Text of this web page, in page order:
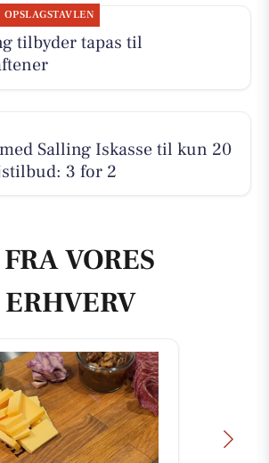
OPSLAGSTAVLEN
tilbyder tapas til
Salling Iskasse til kun 20
3 for 2
VORES